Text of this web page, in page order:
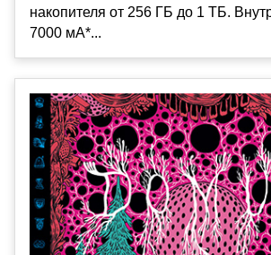
накопителя от 256 ГБ до 1 ТБ.
7000 мА*...